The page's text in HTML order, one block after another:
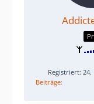
Registriert: 24.
Beiträge